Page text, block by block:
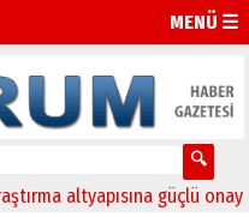
MENÜ ☰
altyapısına güçlü onay